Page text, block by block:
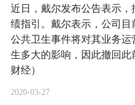
近日，戴尔发布公告表示
绩指引。戴尔表示，公司
公共卫生事件将对其业务
生多大的影响，因此撤回
财经）
2020-03-27